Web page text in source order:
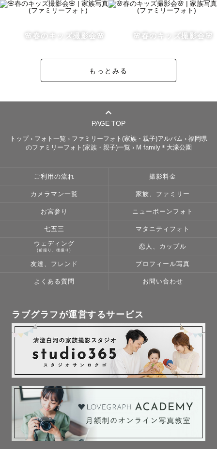
ます☺️
小さい頃から現在も、親の仕事の関係や特別支援学校への
何かしらの障害をお持ちで、撮影が不安だという方も一度
さまざまなご提案ができるかと思います。
《 最後に 》
います！
※交通費が3000円を超える場合、ゲスト様へご負担いただ
く可能性もございます。その際にはご相談させてください
🌸春のキッズ撮影会🌸 🌸春のキッズ撮影会🌸
もっとみる
PAGE TOP
トップ › フォト一覧 › ファミリーフォト(家族・親子)アルバム › 福岡県
のファミリーフォト(家族・親子)一覧 › M family＊大濠公園
ご利用の流れ 撮影料金
カメラマン一覧 家族、ファミリー
お宮参り ニューボーンフォト
七五三 マタニティフォト
ウェディング
(前撮り、後撮り)
恋人、カップル
友達、フレンド プロフィール写真
よくある質問 お問い合わせ
ラブグラフが運営するサービス